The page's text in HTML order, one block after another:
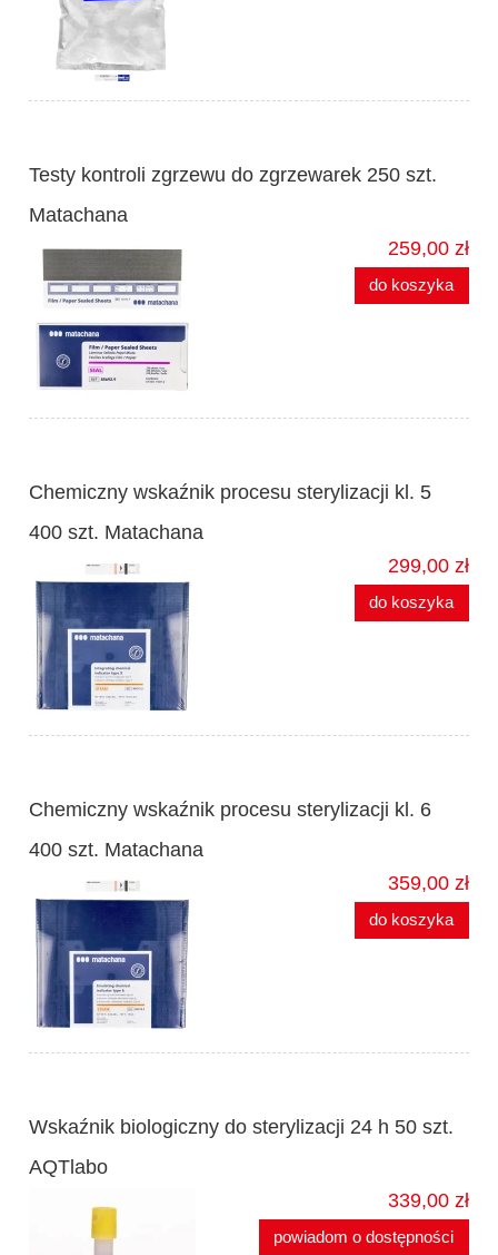
Testy kontroli zgrzewu do zgrzewarek 250 szt.
Matachana
259,00 zł
do koszyka
Chemiczny wskaźnik procesu sterylizacji kl. 5
400 szt. Matachana
299,00 zł
do koszyka
Chemiczny wskaźnik procesu sterylizacji kl. 6
400 szt. Matachana
359,00 zł
do koszyka
Wskaźnik biologiczny do sterylizacji 24 h 50 szt.
AQTlabo
339,00 zł
powiadom o dostępności